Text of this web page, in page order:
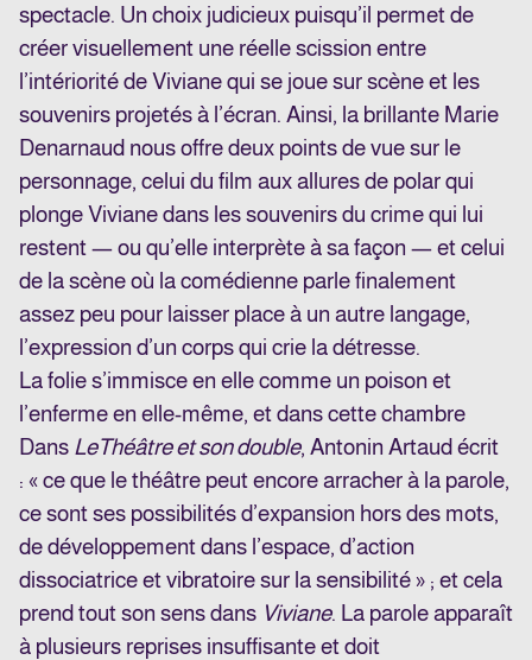
spectacle. Un choix judicieux puisqu’il permet de
créer visuellement une réelle scission entre
l’intériorité de Viviane qui se joue sur scène et les
souvenirs projetés à l’écran. Ainsi, la brillante Marie
Denarnaud nous offre deux points de vue sur le
personnage, celui du film aux allures de polar qui
plonge Viviane dans les souvenirs du crime qui lui
restent — ou qu’elle interprète à sa façon — et celui
de la scène où la comédienne parle finalement
assez peu pour laisser place à un autre langage,
l’expression d’un corps qui crie la détresse.
La folie s’immisce en elle comme un poison et
l’enferme en elle-même, et dans cette chambre
Dans LeThéâtre et son double, Antonin Artaud écrit
: « ce que le théâtre peut encore arracher à la parole,
ce sont ses possibilités d’expansion hors des mots,
de développement dans l’espace, d’action
dissociatrice et vibratoire sur la sensibilité » ; et cela
prend tout son sens dans Viviane. La parole apparaît
à plusieurs reprises insuffisante et doit